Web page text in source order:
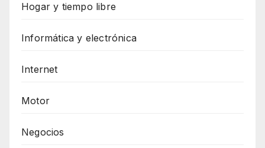
Hogar y tiempo libre
Informática y electrónica
Internet
Motor
Negocios